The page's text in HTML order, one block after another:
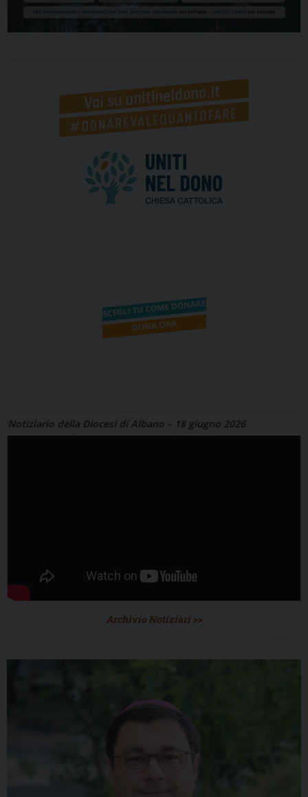
Notiziario della Diocesi di Albano – 18 giugno 2026
Archivio Notiziari >>